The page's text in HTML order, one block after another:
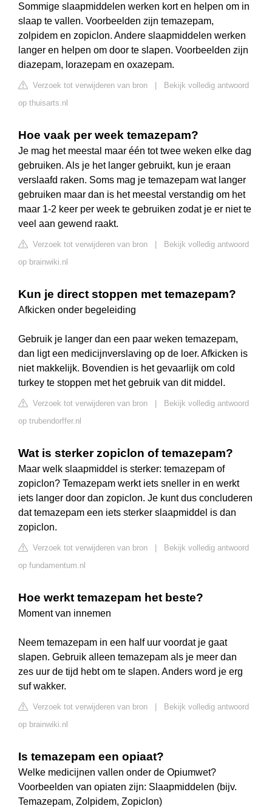
Sommige slaapmiddelen werken kort en helpen om in
slaap te vallen. Voorbeelden zijn temazepam,
zolpidem en zopiclon. Andere slaapmiddelen werken
langer en helpen om door te slapen. Voorbeelden zijn
diazepam, lorazepam en oxazepam.
Verzoek tot verwijderen van bron
Bekijk volledig antwoord
op thuisarts.nl
Hoe vaak per week temazepam?
Je mag het meestal maar één tot twee weken elke dag
gebruiken. Als je het langer gebruikt, kun je eraan
verslaafd raken. Soms mag je temazepam wat langer
gebruiken maar dan is het meestal verstandig om het
maar 1-2 keer per week te gebruiken zodat je er niet te
veel aan gewend raakt.
Verzoek tot verwijderen van bron
Bekijk volledig antwoord
op brainwiki.nl
Kun je direct stoppen met temazepam?
Afkicken onder begeleiding
Gebruik je langer dan een paar weken temazepam,
dan ligt een medicijnverslaving op de loer. Afkicken is
niet makkelijk. Bovendien is het gevaarlijk om cold
turkey te stoppen met het gebruik van dit middel.
Verzoek tot verwijderen van bron
Bekijk volledig antwoord
op trubendorffer.nl
Wat is sterker zopiclon of temazepam?
Maar welk slaapmiddel is sterker: temazepam of
zopiclon? Temazepam werkt iets sneller in en werkt
iets langer door dan zopiclon. Je kunt dus concluderen
dat temazepam een iets sterker slaapmiddel is dan
zopiclon.
Verzoek tot verwijderen van bron
Bekijk volledig antwoord
op fundamentum.nl
Hoe werkt temazepam het beste?
Moment van innemen
Neem temazepam in een half uur voordat je gaat
slapen. Gebruik alleen temazepam als je meer dan
zes uur de tijd hebt om te slapen. Anders word je erg
suf wakker.
Verzoek tot verwijderen van bron
Bekijk volledig antwoord
op brainwiki.nl
Is temazepam een opiaat?
Welke medicijnen vallen onder de Opiumwet?
Voorbeelden van opiaten zijn: Slaapmiddelen (bijv.
Temazepam, Zolpidem, Zopiclon)